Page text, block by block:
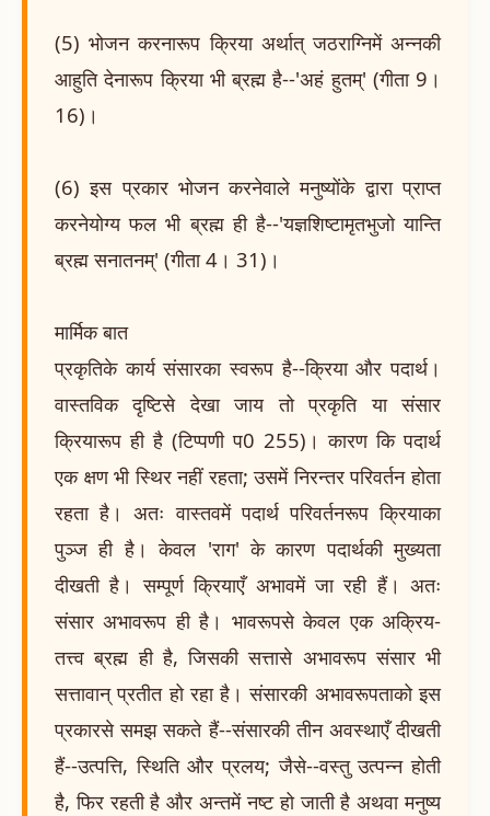
(5) भोजन करनारूप क्रिया अर्थात् जठराग्निमें अन्नकी
आहुति देनारूप क्रिया भी ब्रह्म है--'अहं हुतम्' (गीता 9।
16)।
(6) इस प्रकार भोजन करनेवाले मनुष्योंके द्वारा प्राप्त
करनेयोग्य फल भी ब्रह्म ही है--'यज्ञशिष्टामृतभुजो यान्ति
ब्रह्म सनातनम्' (गीता 4। 31)।
मार्मिक बात
प्रकृतिके कार्य संसारका स्वरूप है--क्रिया और पदार्थ।
वास्तविक दृष्टिसे देखा जाय तो प्रकृति या संसार
क्रियारूप ही है (टिप्पणी प0 255)। कारण कि पदार्थ
एक क्षण भी स्थिर नहीं रहता; उसमें निरन्तर परिवर्तन होता
रहता है। अतः वास्तवमें पदार्थ परिवर्तनरूप क्रियाका
पुञ्ज ही है। केवल 'राग' के कारण पदार्थकी मुख्यता
दीखती है। सम्पूर्ण क्रियाएँ अभावमें जा रही हैं। अतः
संसार अभावरूप ही है। भावरूपसे केवल एक अक्रिय-
तत्त्व ब्रह्म ही है, जिसकी सत्तासे अभावरूप संसार भी
सत्तावान् प्रतीत हो रहा है। संसारकी अभावरूपताको इस
प्रकारसे समझ सकते हैं--संसारकी तीन अवस्थाएँ दीखती
हैं--उत्पत्ति, स्थिति और प्रलय; जैसे--वस्तु उत्पन्न होती
है, फिर रहती है और अन्तमें नष्ट हो जाती है अथवा मनुष्य